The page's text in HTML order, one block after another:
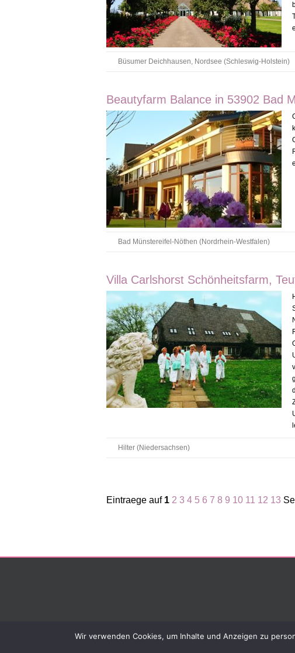
Büsumer Deichhausen, Nordsee (Schleswig-Holstein)
Beautyfarm Balance in 53902 Bad
Bad Münstereifel-Nöthen (Nordrhein-Westfalen)
Villa Carlshorst Schönheitsfarm,
Hilter (Niedersachsen)
Eintraege auf 1 2 3 4 5 6 7 8 9 10 11 12 13
Wir verwenden Cookies, um Inhalte und Anzeigen zu